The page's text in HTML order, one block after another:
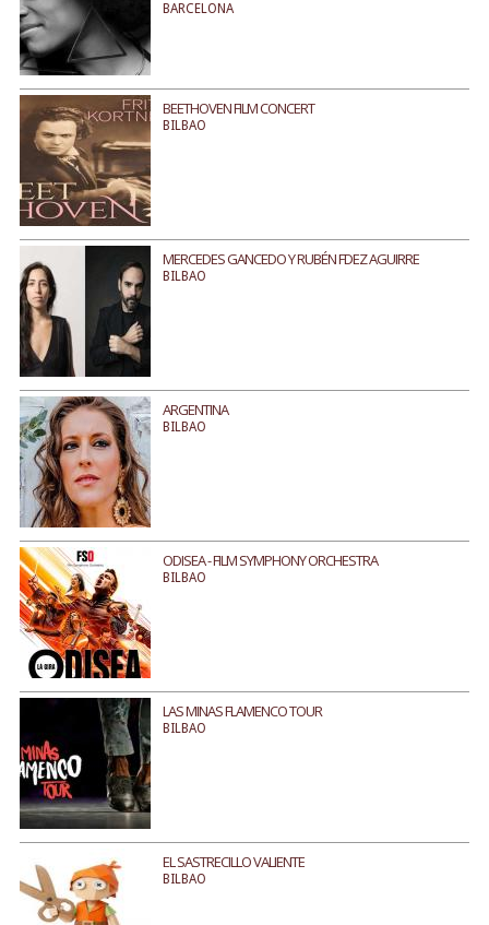
BARCELONA
BEETHOVEN FILM CONCERT
BILBAO
MERCEDES GANCEDO Y RUBÉN FDEZ AGUIRRE
BILBAO
ARGENTINA
BILBAO
ODISEA - FILM SYMPHONY ORCHESTRA
BILBAO
LAS MINAS FLAMENCO TOUR
BILBAO
EL SASTRECILLO VALIENTE
BILBAO